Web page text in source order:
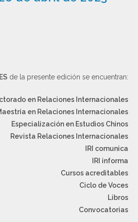
de la presente edición se encuentran:
en Relaciones Internacionales
en Relaciones Internacionales
Especialización en Estudios Chinos
Revista Relaciones Internacionales
IRI comunica
IRI informa
Cursos acreditables
Ciclo de Voces
Libros
Convocatorias